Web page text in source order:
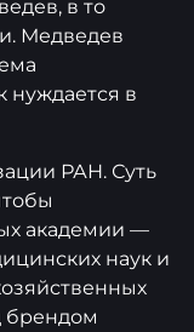
в то
Медведев
нуждается в
РАН. Суть
академии —
наук и
брендом